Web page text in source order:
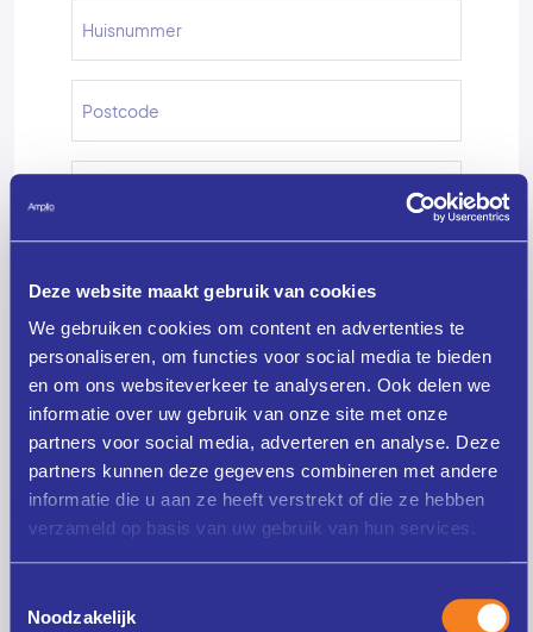
Deze website maakt gebruik van cookies
We gebruiken cookies om content en advertenties te
personaliseren, om functies voor social media te bieden
en om ons websiteverkeer te analyseren. Ook delen we
informatie over uw gebruik van onze site met onze
partners voor social media, adverteren en analyse. Deze
partners kunnen deze gegevens combineren met andere
informatie die u aan ze heeft verstrekt of die ze hebben
verzameld op basis van uw gebruik van hun services.
Noodzakelijk
Ja, ik ga akkoord met dealgemene
voorwaarden
Ja, ik schrijf me in voor de nieuwsbrief
Verstuur aanmelding